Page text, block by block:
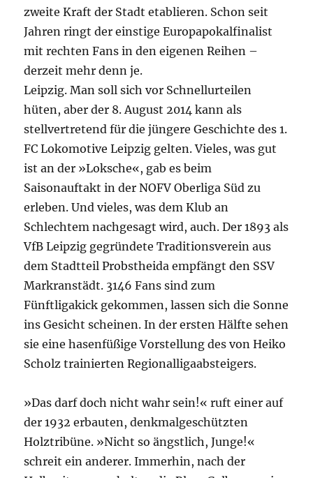
zweite Kraft der Stadt etablieren. Schon seit
Jahren ringt der einstige Europapokalfinalist
mit rechten Fans in den eigenen Reihen –
derzeit mehr denn je.
Leipzig. Man soll sich vor Schnellurteilen
hüten, aber der 8. August 2014 kann als
stellvertretend fürdie jüngere Geschichte des 1.
FC Lokomotive Leipzig gelten. Vieles, was gut
ist an der »Loksche«, gab es beim
Saisonauftakt in der NOFV Oberliga Süd zu
erleben. Und vieles, was dem Klub an
Schlechtem nachgesagt wird, auch. Der 1893 als
VfB Leipzig gegründete Traditionsverein aus
dem Stadtteil Probstheida empfängt den SSV
Markranstädt. 3146 Fans sind zum
Fünftligakick gekommen, lassen sichdie Sonne
ins Gesicht scheinen. In der ersten Hälfte sehen
sie eine hasenfüßige Vorstellung des von Heiko
Scholz trainierten Regionalligaabsteigers.
»Das darf doch nicht wahr sein!« ruft einer auf
der 1932 erbauten, denkmalgeschützten
Holztribüne. »Nicht so ängstlich, Junge!«
schreit ein anderer. Immerhin, nach der